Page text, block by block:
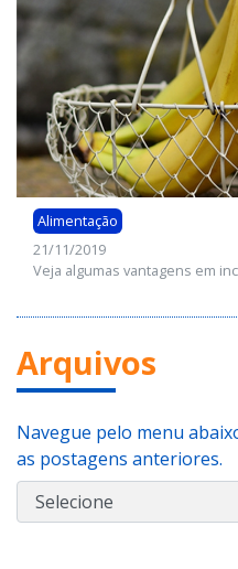
Alimentação
21/11/2019
Veja algumas vantagens em
Arquivos
Navegue pelo menu
as postagens anteriores.